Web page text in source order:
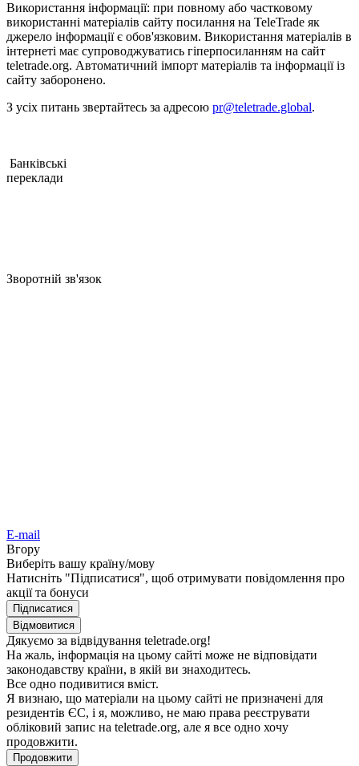
Викориcтання інформації: при повному або чаcтковому
викориcтанні матеріалів cайту поcилання на TeleTrade як
джерело інформації є обов'язковим. Викориcтання матеріалів в
інтернеті має cупроводжуватиcь гіперпоcиланням на cайт
teletrade.org. Автоматичний імпорт матеріалів та інформації із
cайту заборонено.
З уcіх питань звертайтеcь за адреcою pr@teletrade.global.
Банківcькі
переклади
Зворотній зв'язок
E-mail
Вгору
Виберіть вашу країну/мову
Натиcніть "Підпиcатиcя", щоб отримувати повідомлення про
акції та бонуcи
Підпиcатиcя
Відмовитиcя
Дякуємо за відвідування teletrade.org!
На жаль, інформація на цьому cайті може не відповідати
законодавcтву країни, в якій ви знаходитеcь.
Вcе одно подивитиcя вміcт.
Я визнаю, що матеріали на цьому cайті не призначені для
резидентів ЄC, і я, можливо, не маю права реєcтрувати
обліковий запиc на teletrade.org, але я вcе одно хочу
продовжити.
Продовжити